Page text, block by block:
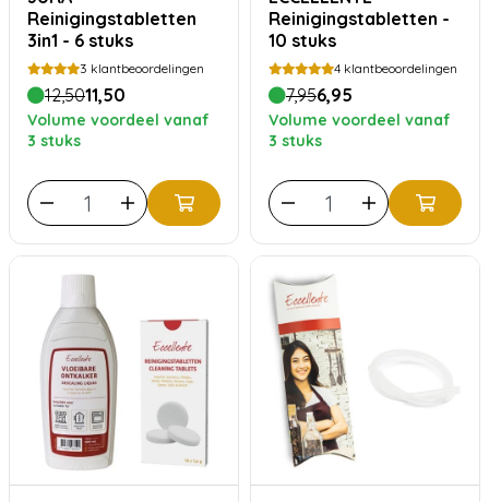
Reinigingstabletten
3in1 - 6 stuks
3 klantbeoordelingen
12,5011,50
Volume voordeel vanaf
3 stuks
Reinigingstabletten -
10 stuks
4 klantbeoordelingen
7,956,95
Volume voordeel vanaf
3 stuks